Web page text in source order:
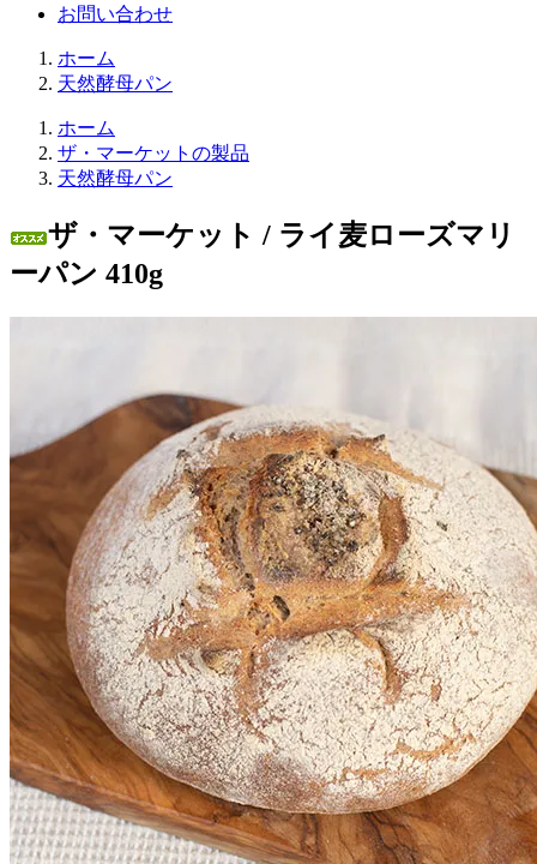
お問い合わせ
ホーム
天然酵母パン
ホーム
ザ・マーケットの製品
天然酵母パン
ザ・マーケット / ライ麦ローズマリ
ーパン 410g